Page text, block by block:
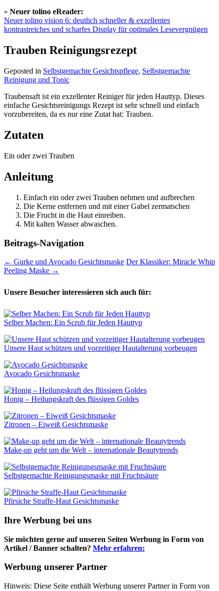
» Neuer tolino eReader:
Neuer tolino vision 6: deutlich schneller & exzellentes
kontrastreiches und scharfes Display für optimales Lesevergnügen
Trauben Reinigungsrezept
Geposted in Selbstgemachte Gesichtspflege, Selbstgemachte
Reinigung und Tonic
Traubensaft ist ein exzellenter Reiniger für jeden Hauttyp. Dieses
einfache Gesichtsreinigungs Rezept ist sehr schnell und einfach
vorzubereiten, da es nur eine Zutat hat: Trauben.
Zutaten
Ein oder zwei Trauben
Anleitung
Einfach ein oder zwei Trauben nehmen und aufbrechen
Die Kerne entfernen und mit einer Gabel zermatschen
Die Frucht in die Haut einreiben.
Mit kalten Wasser abwaschen.
Beitrags-Navigation
← Gurke und Avocado Gesichtsmaske Der Klassiker: Miracle Whip
Peeling Maske →
Unsere Besucher interessieren sich auch für:
Selber Machen: Ein Scrub für Jeden Hauttyp
Unsere Haut schützen und vorzeitiger Hautalterung vorbeugen
Avocado Gesichtsmaske
Honig – Heilungskraft des flüssigen Goldes
Zitronen – Eiweiß Gesichtsmaske
Make-up geht um die Welt – internationale Beautytrends
Selbstgemachte Reinigungsmaske mit Fruchtsäure
Pfirsiche Straffe-Haut Gesichtsmaske
Ihre Werbung bei uns
Sie möchten gerne auf unseren Seiten Werbung in Form von
Artikel / Banner schalten? Mehr erfahren:
Werbung unserer Partner
Hinweis: Diese Seite enthält Werbung unserer Partner in Form von